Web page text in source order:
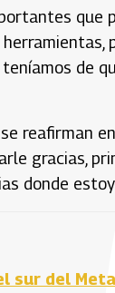
que
teníamos de
reafirman
gracias,
donde
sur del Meta